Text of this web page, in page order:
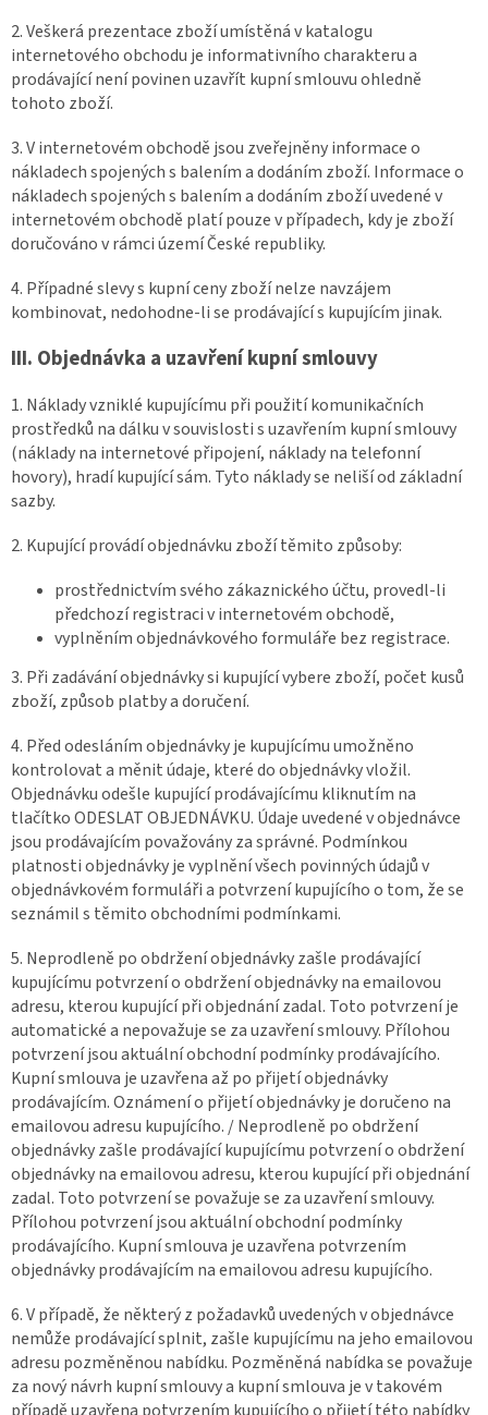
2. Veškerá prezentace zboží umístěná v katalogu
internetového obchodu je informativního charakteru a
prodávající není povinen uzavřít kupní smlouvu ohledně
tohoto zboží.
3. V internetovém obchodě jsou zveřejněny informace o
nákladech spojených s balením a dodáním zboží. Informace o
nákladech spojených s balením a dodáním zboží uvedené v
internetovém obchodě platí pouze v případech, kdy je zboží
doručováno v rámci území České republiky.
4. Případné slevy s kupní ceny zboží nelze navzájem
kombinovat, nedohodne-li se prodávající s kupujícím jinak.
III. Objednávka a uzavření kupní smlouvy
1. Náklady vzniklé kupujícímu při použití komunikačních
prostředků na dálku v souvislosti s uzavřením kupní smlouvy
(náklady na internetové připojení, náklady na telefonní
hovory), hradí kupující sám. Tyto náklady se neliší od základní
sazby.
2. Kupující provádí objednávku zboží těmito způsoby:
prostřednictvím svého zákaznického účtu, provedl-li
předchozí registraci v internetovém obchodě,
vyplněním objednávkového formuláře bez registrace.
3. Při zadávání objednávky si kupující vybere zboží, počet kusů
zboží, způsob platby a doručení.
4. Před odesláním objednávky je kupujícímu umožněno
kontrolovat a měnit údaje, které do objednávky vložil.
Objednávku odešle kupující prodávajícímu kliknutím na
tlačítko ODESLAT OBJEDNÁVKU. Údaje uvedené v objednávce
jsou prodávajícím považovány za správné. Podmínkou
platnosti objednávky je vyplnění všech povinných údajů v
objednávkovém formuláři a potvrzení kupujícího o tom, že se
seznámil s těmito obchodními podmínkami.
5. Neprodleně po obdržení objednávky zašle prodávající
kupujícímu potvrzení o obdržení objednávky na emailovou
adresu, kterou kupující při objednání zadal. Toto potvrzení je
automatické a nepovažuje se za uzavření smlouvy. Přílohou
potvrzení jsou aktuální obchodní podmínky prodávajícího.
Kupní smlouva je uzavřena až po přijetí objednávky
prodávajícím. Oznámení o přijetí objednávky je doručeno na
emailovou adresu kupujícího. / Neprodleně po obdržení
objednávky zašle prodávající kupujícímu potvrzení o obdržení
objednávky na emailovou adresu, kterou kupující při objednání
zadal. Toto potvrzení se považuje se za uzavření smlouvy.
Přílohou potvrzení jsou aktuální obchodní podmínky
prodávajícího. Kupní smlouva je uzavřena potvrzením
objednávky prodávajícím na emailovou adresu kupujícího.
6. V případě, že některý z požadavků uvedených v objednávce
nemůže prodávající splnit, zašle kupujícímu na jeho emailovou
adresu pozměněnou nabídku. Pozměněná nabídka se považuje
za nový návrh kupní smlouvy a kupní smlouva je v takovém